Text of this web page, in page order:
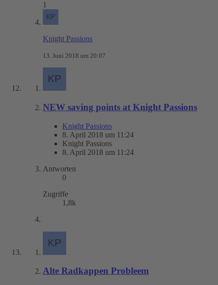
1
Knight Passions
13. Juni 2018 um 20:07
NEW saving points at Knight Passions
Knight Passions
8. April 2018 um 11:24
Knight Passions
8. April 2018 um 11:24
Antworten
0
Zugriffe
1,8k
Alte Radkappen Probleem